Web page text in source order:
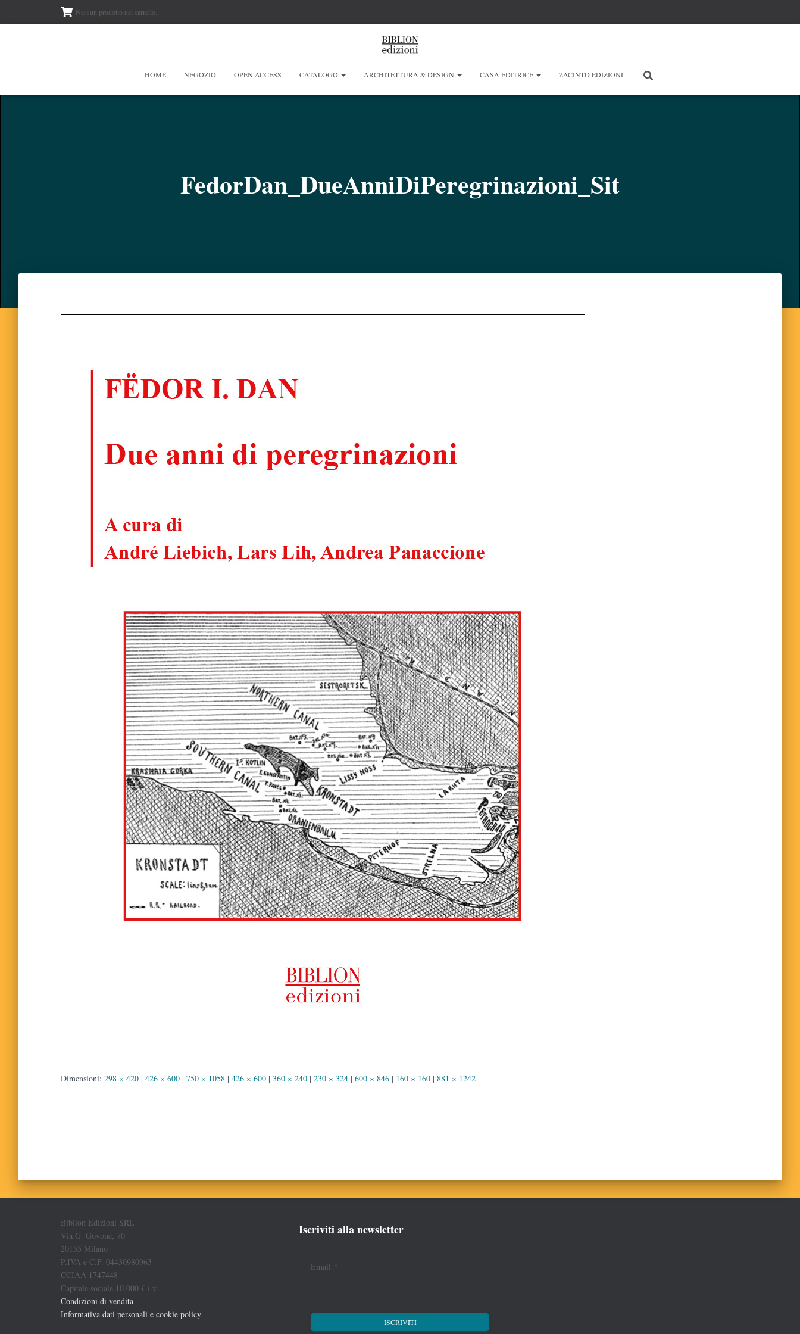
Nessun prodotto nel carrello.
HOME NEGOZIO OPEN ACCESS CATALOGO ARCHITETTURA & DESIGN CASA EDITRICE ZACINTO EDIZIONI
FedorDan_DueAnniDiPeregrinazioni_Sit
Dimensioni: 298 × 420 | 426 × 600 | 750 × 1058 | 426 × 600 | 360 × 240 | 230 × 324 | 600 × 846 | 160 × 160 | 881 × 1242
Biblion Edizioni SRL
Via G. Govone, 70
20155 Milano
P.IVA e C.F. 04430980963
CCIAA 1747448
Capitale sociale 10.000 € i.v.
Condizioni di vendita
Informativa dati personali e cookie policy
Iscriviti alla newsletter
Email *